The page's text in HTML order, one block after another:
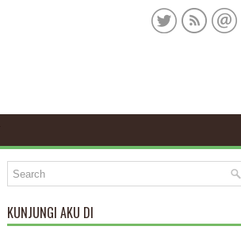
KUNJUNGI AKU DI